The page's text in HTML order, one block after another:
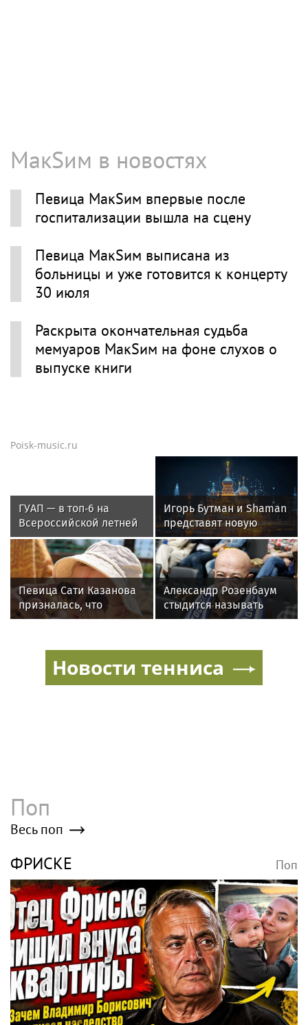
МакSим в новостях
Певица МакSим впервые после
госпитализации вышла на сцену
Певица МакSим выписана из
больницы и уже готовится к концерту
30 июля
Раскрыта окончательная судьба
мемуаров МакSим на фоне слухов о
выпуске книги
Poisk-music.ru
ГУАП — в топ‑6 на
Всероссийской летней
Универсиаде по
спортивному
ориентированию
Игорь Бутман и Shaman
представят новую
премьеру 27 октября
Певица Сати Казанова
призналась, что
назвала дочь в честь
Александр Розенбаум
стыдится называть
себя звездой
Новости тенниса
Поп
Весь поп
ФРИСКЕ Поп